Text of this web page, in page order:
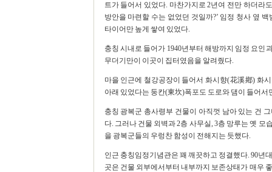
트가 들어서 있었다. 마찬가지로 2년여 전만 하더라
방안을 마련할 수는 없었던 것일까?’ 임정 청사 옆
타이어만 높게 쌓여 있었다.
충칭 시내로 들어가 1940년부터 해방까지 임정 요
무더기만이 이곳이 집터였음을 알려줬다.
마을 인근에 철강공장이 들어서 화시향(花溪鄕) 화
아래 있었다는 둥칸(東坎)폭포도 도로와 댐이 들어서
충칭 광복군 총사령부 건물이 아직껏 남아 있는 건
다. 그러나 건물 외벽과 2층 사무실, 3층 망루는 옛
을 광복군들의 우렁찬 함성이 전해지는 듯했다.
인근 충칭임정기념관은 꽤 깨끗하고 정결했다. 90년
곳은 건물 외부에서부터 내부까지 보존상태가 매우